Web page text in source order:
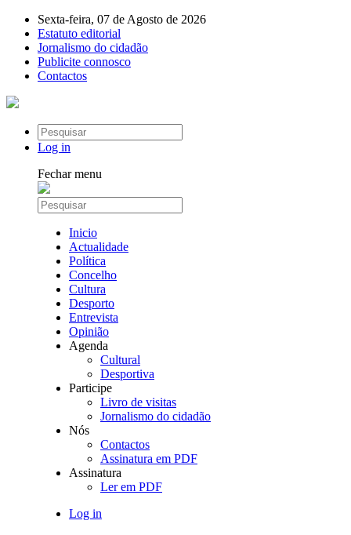
Sexta-feira, 07 de Agosto de 2026
Estatuto editorial
Jornalismo do cidadão
Publicite connosco
Contactos
Log in
Fechar menu
Inicio
Actualidade
Política
Concelho
Cultura
Desporto
Entrevista
Opinião
Agenda
Cultural
Desportiva
Participe
Livro de visitas
Jornalismo do cidadão
Nós
Contactos
Assinatura em PDF
Assinatura
Ler em PDF
Log in